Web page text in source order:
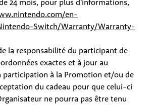
24 mois, pour plus d’informations,
en-
Switch/Warranty/Warranty-
la responsabilité du participant de
exactes et à jour au
participation à la Promotion et/ou de
du cadeau pour que celui-ci
ne pourra pas être tenu